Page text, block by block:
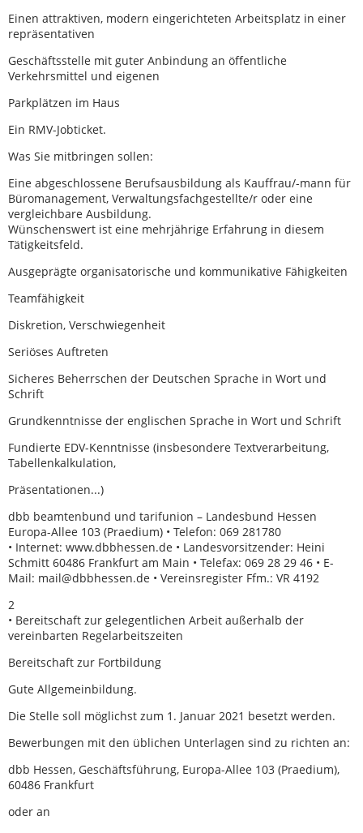
Einen attraktiven, modern eingerichteten Arbeitsplatz in einer
repräsentativen
Geschäftsstelle mit guter Anbindung an öffentliche
Verkehrsmittel und eigenen
Parkplätzen im Haus
Ein RMV-Jobticket.
Was Sie mitbringen sollen:
Eine abgeschlossene Berufsausbildung als Kauffrau/-mann für
Büromanagement, Verwaltungsfachgestellte/r oder eine
vergleichbare Ausbildung.
Wünschenswert ist eine mehrjährige Erfahrung in diesem
Tätigkeitsfeld.
Ausgeprägte organisatorische und kommunikative Fähigkeiten
Teamfähigkeit
Diskretion, Verschwiegenheit
Seriöses Auftreten
Sicheres Beherrschen der Deutschen Sprache in Wort und
Schrift
Grundkenntnisse der englischen Sprache in Wort und Schrift
Fundierte EDV-Kenntnisse (insbesondere Textverarbeitung,
Tabellenkalkulation,
Präsentationen...)
dbb beamtenbund und tarifunion – Landesbund Hessen
Europa-Allee 103 (Praedium) • Telefon: 069 281780
• Internet: www.dbbhessen.de • Landesvorsitzender: Heini
Schmitt 60486 Frankfurt am Main • Telefax: 069 28 29 46 • E-
Mail: mail@dbbhessen.de • Vereinsregister Ffm.: VR 4192
2
• Bereitschaft zur gelegentlichen Arbeit außerhalb der
vereinbarten Regelarbeitszeiten
Bereitschaft zur Fortbildung
Gute Allgemeinbildung.
Die Stelle soll möglichst zum 1. Januar 2021 besetzt werden.
Bewerbungen mit den üblichen Unterlagen sind zu richten an:
dbb Hessen, Geschäftsführung, Europa-Allee 103 (Praedium),
60486 Frankfurt
oder an